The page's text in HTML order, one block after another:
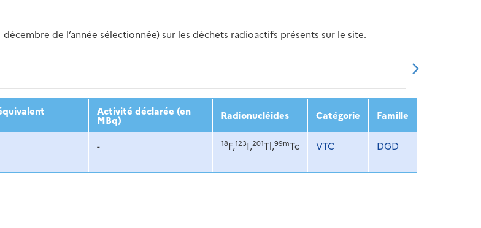
de l’année sélectionnée) sur les déchets radioactifs présents sur le site.
2018 2019 2020 2021 2022 2023
Activité déclarée (en
MBq) Radionucléides Catégorie Famille
- 18F,123I,201Tl,99mTc VTC DGD